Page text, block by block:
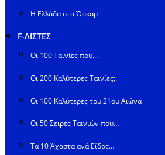
Η Ελλάδα στα Όσκαρ
F-ΛΙΣΤΕΣ
Οι 100 Ταινίες που…
Οι 200 Καλύτερες Ταινίες;.
Οι 100 Καλύτερες του 21ου Αιώνα
Οι 50 Σειρές Ταινιών που…
Τα 10 Άχαστα ανά Είδος…